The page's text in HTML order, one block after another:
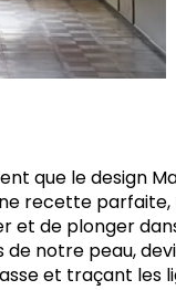
que le design
recette
et de plonger
notre peau,
et traçant les